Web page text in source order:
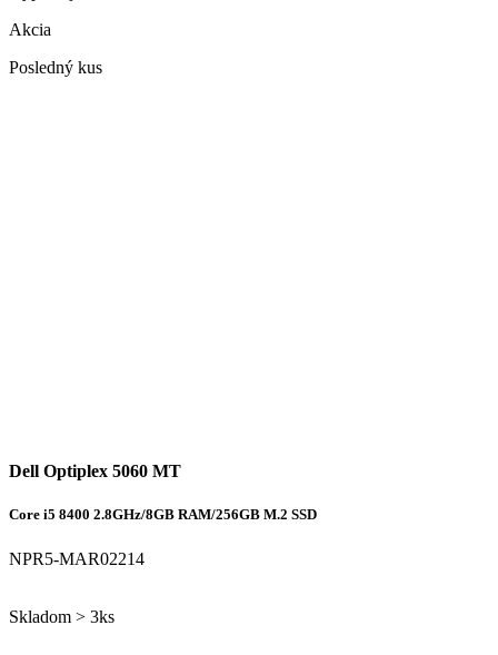
Akcia
Posledný kus
Dell Optiplex 5060 MT
Core i5 8400 2.8GHz/8GB RAM/256GB M.2 SSD
NPR5-MAR02214
Skladom > 3ks